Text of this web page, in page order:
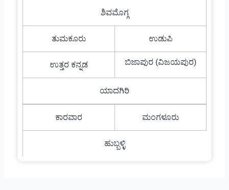
ಶಿವಮೊಗ್ಗ
ತುಮಕೂರು ಉಡುಪಿ
ಉತ್ತರ ಕನ್ನಡ ಬಿಜಾಪುರ (ವಿಜಯಪುರ)
ಯಾದಗಿರಿ
ಕಾರವಾರ ಮಂಗಳೂರು
ಹುಬ್ಬಳ್ಳಿ